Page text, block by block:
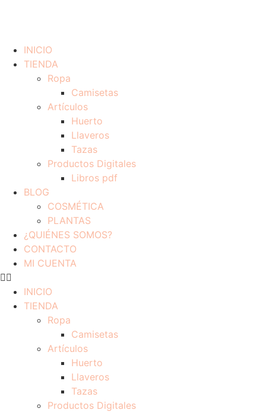
INICIO
TIENDA
Ropa
Camisetas
Artículos
Huerto
Llaveros
Tazas
Productos Digitales
Libros pdf
BLOG
COSMÉTICA
PLANTAS
¿QUIÉNES SOMOS?
CONTACTO
MI CUENTA
INICIO
TIENDA
Ropa
Camisetas
Artículos
Huerto
Llaveros
Tazas
Productos Digitales